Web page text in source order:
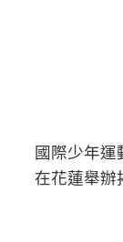
國際少年運
在花蓮舉辦